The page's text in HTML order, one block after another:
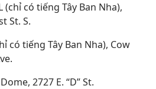
(chỉ có tiếng Tây Ban Nha),
St. S.
có tiếng Tây Ban Nha), Cow
2727 E. “D” St.